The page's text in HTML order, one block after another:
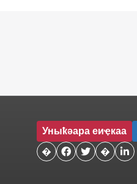
Уныҟәара еиҿкаа
�   � 